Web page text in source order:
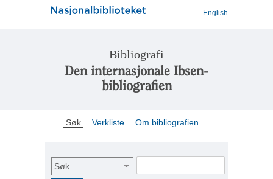
English
Bibliografi
Den internasjonale Ibsen-
bibliografien
Søk Verkliste Om bibliografien
Søk